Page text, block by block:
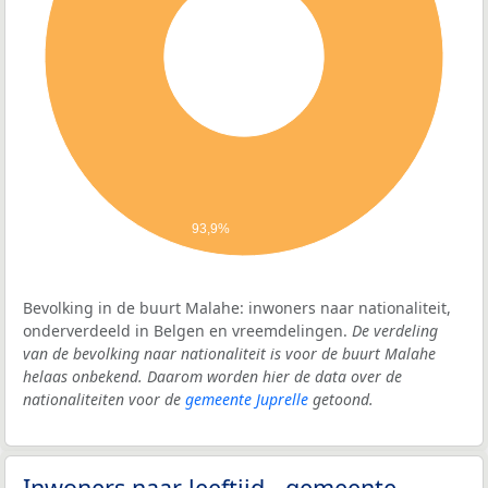
93,9%
Bevolking in de buurt Malahe: inwoners naar nationaliteit,
onderverdeeld in Belgen en vreemdelingen. De verdeling
van de bevolking naar nationaliteit is voor de buurt Malahe
helaas onbekend. Daarom worden hier de data over de
nationaliteiten voor de gemeente Juprelle getoond.